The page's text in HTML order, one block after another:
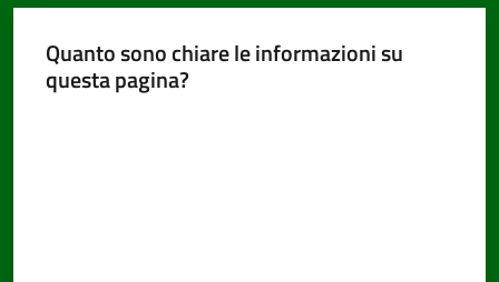
Quanto sono chiare le informazioni su
questa pagina?